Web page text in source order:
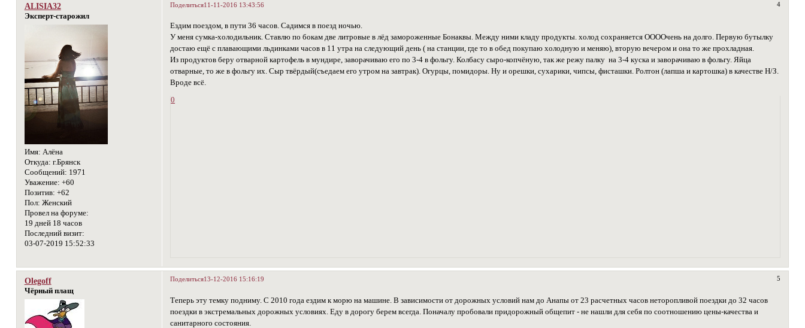
Поделиться 4
11-11-2016 13:43:56
ALISIA32
Эксперт-старожил
Имя: Алёна
Откуда: г.Брянск
Сообщений: 1971
Уважение: +60
Позитив: +62
Пол: Женский
Провел на форуме:
19 дней 18 часов
Последний визит:
03-07-2019 15:52:33
Ездим поездом, в пути 36 часов. Садимся в поезд ночью.
У меня сумка-холодильник. Ставлю по бокам две литровые в лёд замороженные Бонаквы. Между ними кладу продукты. холод сохраняется ООООчень на долго. Первую бутылку
достаю ещё с плавающими льдинками часов в 11 утра на следующий день ( на станции, где то в обед покупаю холодную и меняю), вторую вечером и она то же прохладная.
Из продуктов беру отварной картофель в мундире, заворачиваю его по 3-4 в фольгу. Колбасу сыро-копчёную, так же режу палку на 3-4 куска и заворачиваю в фольгу. Яйца
отварные, то же в фольгу их. Сыр твёрдый(съедаем его утром на завтрак). Огурцы, помидоры. Ну и орешки, сухарики, чипсы, фисташки. Ролтон (лапша и картошка) в качестве Н/З.
Вроде всё.
0
Поделиться 5
13-12-2016 15:16:19
Olegoff
Чёрный плащ
Теперь эту темку подниму. С 2010 года ездим к морю на машине. В зависимости от дорожных условий нам до Анапы от 23 расчетных часов неторопливой поездки до 32 часов
поездки в экстремальных дорожных условиях. Еду в дорогу берем всегда. Поначалу пробовали придорожный общепит - не нашли для себя по соотношению цены-качества и
санитарного состояния.